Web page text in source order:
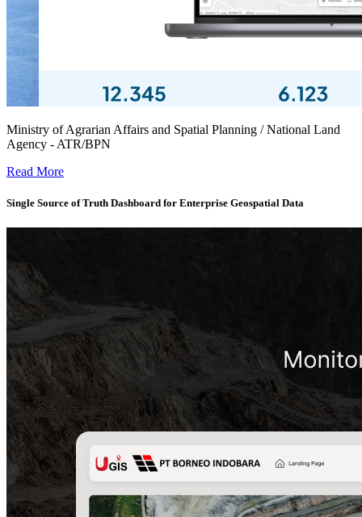
Ministry of Agrarian Affairs and Spatial Planning / National Land
Agency - ATR/BPN
Geospatial Dashboard for National Land Governance -
Read More
Single Source of Truth Dashboard for Enterprise Geospatial Data